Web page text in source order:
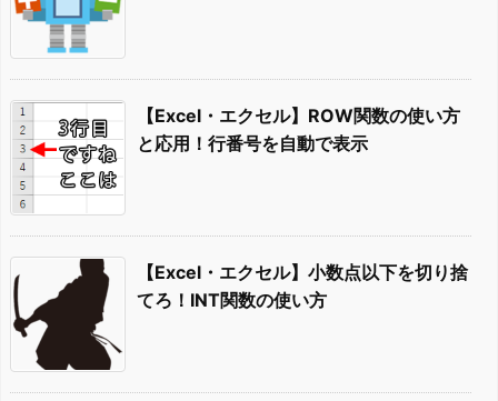
【Excel・エクセル】ROW関数の使い方
と応用！行番号を自動で表示
【Excel・エクセル】小数点以下を切り捨
てろ！INT関数の使い方